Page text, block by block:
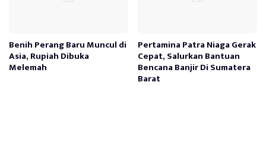
Benih Perang Baru Muncul di
Asia, Rupiah Dibuka
Melemah
Pertamina Patra Niaga Gerak
Cepat, Salurkan Bantuan
Bencana Banjir Di Sumatera
Barat